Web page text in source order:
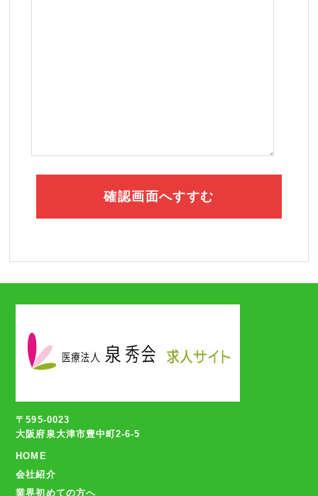
〒595-0023
大阪府泉大津市豊中町2-6-5
HOME
会社紹介
業界初めての方へ